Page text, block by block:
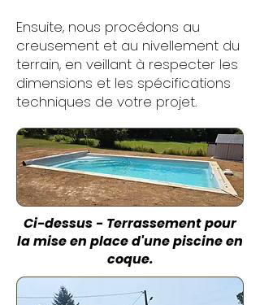
Ensuite, nous procédons au
creusement et au nivellement du
terrain, en veillant à respecter les
dimensions et les spécifications
techniques de votre projet.
Ci-dessus - Terrassement pour
la mise en place d'une piscine en
coque.